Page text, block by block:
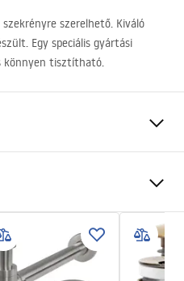
szerelhető. Kiváló
Egy speciális gyártási
könnyen tisztítható.
Kőhatás
Matt
485mm